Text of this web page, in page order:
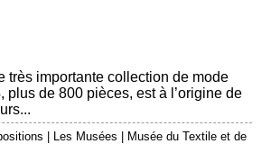
très importante collection de mode
plus de 800 pièces, est à l’origine de
| Les Musées | Musée du Textile et de